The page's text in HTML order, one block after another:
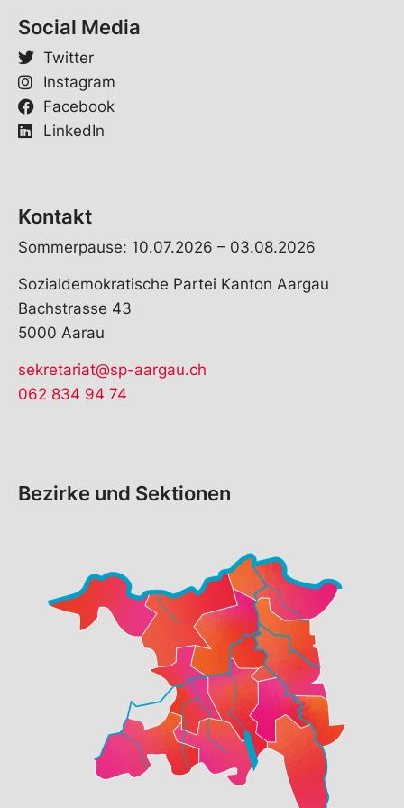
Social Media
Twitter
Instagram
Facebook
LinkedIn
Kontakt
Sommerpause: 10.07.2026 – 03.08.2026
Sozialdemokratische Partei Kanton Aargau
Bachstrasse 43
5000 Aarau
sekretariat@sp-aargau.ch
062 834 94 74
Bezirke und Sektionen